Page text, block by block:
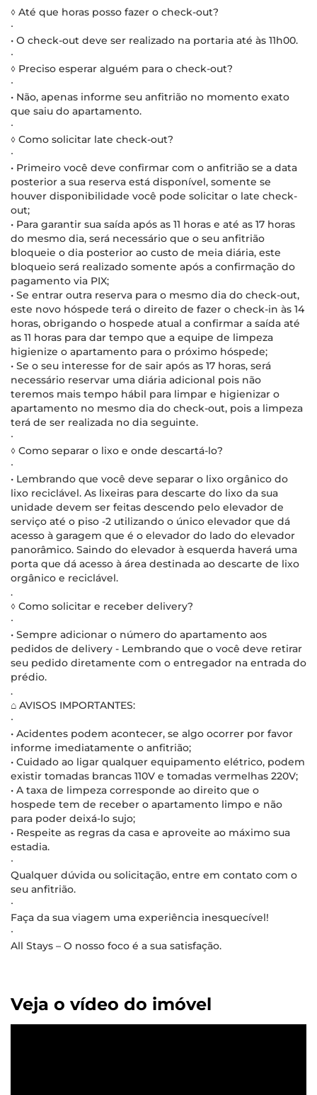
◊ Até que horas posso fazer o check-out?
∙
• O check-out deve ser realizado na portaria até às 11h00.
∙
◊ Preciso esperar alguém para o check-out?
∙
• Não, apenas informe seu anfitrião no momento exato
que saiu do apartamento.
∙
◊ Como solicitar late check-out?
∙
• Primeiro você deve confirmar com o anfitrião se a data
posterior a sua reserva está disponível, somente se
houver disponibilidade você pode solicitar o late check-
out;
• Para garantir sua saída após as 11 horas e até as 17 horas
do mesmo dia, será necessário que o seu anfitrião
bloqueie o dia posterior ao custo de meia diária, este
bloqueio será realizado somente após a confirmação do
pagamento via PIX;
• Se entrar outra reserva para o mesmo dia do check-out,
este novo hóspede terá o direito de fazer o check-in às 14
horas, obrigando o hospede atual a confirmar a saída até
as 11 horas para dar tempo que a equipe de limpeza
higienize o apartamento para o próximo hóspede;
• Se o seu interesse for de sair após as 17 horas, será
necessário reservar uma diária adicional pois não
teremos mais tempo hábil para limpar e higienizar o
apartamento no mesmo dia do check-out, pois a limpeza
terá de ser realizada no dia seguinte.
∙
◊ Como separar o lixo e onde descartá-lo?
∙
• Lembrando que você deve separar o lixo orgânico do
lixo reciclável. As lixeiras para descarte do lixo da sua
unidade devem ser feitas descendo pelo elevador de
serviço até o piso -2 utilizando o único elevador que dá
acesso à garagem que é o elevador do lado do elevador
panorâmico. Saindo do elevador à esquerda haverá uma
porta que dá acesso à área destinada ao descarte de lixo
orgânico e reciclável.
.
◊ Como solicitar e receber delivery?
∙
• Sempre adicionar o número do apartamento aos
pedidos de delivery - Lembrando que o você deve retirar
seu pedido diretamente com o entregador na entrada do
prédio.
.
⌂ AVISOS IMPORTANTES:
∙
• Acidentes podem acontecer, se algo ocorrer por favor
informe imediatamente o anfitrião;
• Cuidado ao ligar qualquer equipamento elétrico, podem
existir tomadas brancas 110V e tomadas vermelhas 220V;
• A taxa de limpeza corresponde ao direito que o
hospede tem de receber o apartamento limpo e não
para poder deixá-lo sujo;
• Respeite as regras da casa e aproveite ao máximo sua
estadia.
∙
Qualquer dúvida ou solicitação, entre em contato com o
seu anfitrião.
∙
Faça da sua viagem uma experiência inesquecível!
∙
All Stays – O nosso foco é a sua satisfação.
Veja o vídeo do imóvel